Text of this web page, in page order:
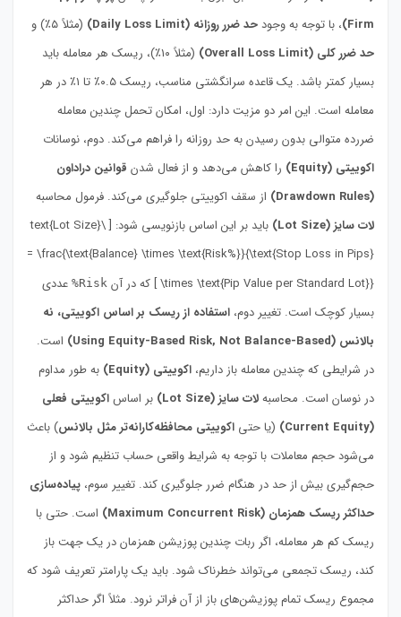
Firm) ، با توجه به وجودحد ضرر روزانه (Daily Loss Limit)
(مثلاً ۵٪) و
حد ضرر کلی (Overall Loss Limit)
(مثلاً ۱۰٪)، ریسک هر معامله باید
بسیار کمتر باشد. یک قاعده سرانگشتی مناسب، ریسک ۰.۵٪ تا ۱٪ در هر
معامله است. این امر دو مزیت دارد: اول، امکان تحمل چندین معامله
ضررده متوالی بدون رسیدن به حد روزانه را فراهم می‌کند. دوم، نوسانات
اکوییتی (Equity)
را کاهش می‌دهد و از فعال شدن قوانین دراداون
(Drawdown Rules)
از سقف اکوییتی جلوگیری می‌کند. فرمول محاسبه
لات سایز (Lot Size)
باید بر این اساس بازنویسی شود: [ \text{Lot Size}
= \frac{\text{Balance} \times \text{Risk%}}{\text{Stop Loss in Pips}
\times \text{Pip Value per Standard Lot}} ] که در آن
Risk%
عددی
بسیار کوچک است. تغییر دوم، استفاده از ریسک بر اساس اکوییتی، نه
بالانس (Using Equity-Based Risk, Not Balance-Based)
است.
در شرایطی که چندین معامله باز داریم، اکوییتی (Equity)
به طور مداوم
در نوسان است. محاسبهلات سایز (Lot Size) بر اساساکوییتی فعلی
(Current Equity)
(یا حتی اکوییتی محافظه‌کارانه‌تر مثل بالانس) باعث
می‌شود حجم معاملات با توجه به شرایط واقعی حساب تنظیم شود و از
حجم‌گیری بیش از حد در هنگام ضرر جلوگیری کند. تغییر سوم، پیاده‌سازی
حداکثر ریسک همزمان (Maximum Concurrent Risk)
است. حتی با
ریسک کم هر معامله، اگر ربات چندین پوزیشن همزمان در یک جهت باز
کند، ریسک تجمعی می‌تواند خطرناک شود. باید یک پارامتر تعریف شود که
مجموع ریسک تمام پوزیشن‌های باز از آن فراتر نرود. مثلاً اگر حداکثر